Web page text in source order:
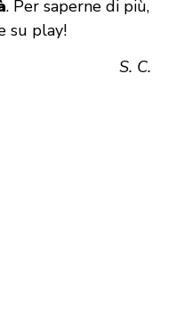
. Per saperne di più,
su play!
S. C.